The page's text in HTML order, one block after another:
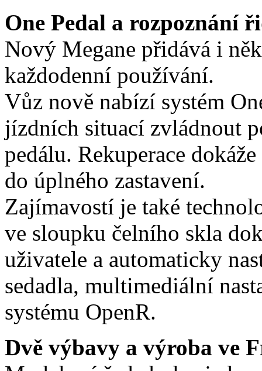
One Pedal a rozpoznání
Nový Megane přidává i
každodenní používání.
Vůz nově nabízí systém
jízdních situací zvládnout
pedálu. Rekuperace
do úplného zastavení.
Zajímavostí je také
ve sloupku čelního skla
uživatele a automaticky
sedadla, multimediální
systému OpenR.
Dvě výbavy a výroba ve